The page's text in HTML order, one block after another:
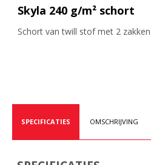
Skyla 240 g/m² schort
Schort van twill stof met 2
SPECIFICATIES OMSCHRIJVING